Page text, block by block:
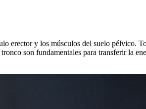
erector y los músculos del suelo pélvico.
son fundamentales para transferir la